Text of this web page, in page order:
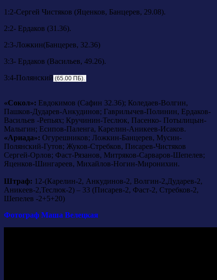
1:2-Сергей Чистяков (Яценков, Банцерев, 29.08).
2:2- Ердаков (31.36).
2:3-Ложкин(Банцерев, 32.36)
3:3- Ердаков (Васильев, 49.26).
3:4-Полянский (65.00 ПБ).
«Сокол»: Евдокимов (Cафин 32.36); Коледаев-Волгин,
Пашков-Дударев-Анкудинов; Гаврилычев-Полинин, Ердаков-
Васильев -Репьях; Кручинин-Теслюк, Пасенко- Потылицын-
Малыгин; Есипов-Паленга, Карелин-Аникеев-Исаков.
«Ариада»: Огурешников; Ложкин-Банцерев, Мусин-
Полянский-Гутов; Жуков-Стребков, Писарев-Чистяков
Сергей-Орлов; Фаст-Рязанов, Митряков-Сарваров-Шепелев;
Яценков-Шингареев, Михайлов-Ногин-Миронихин.
Штраф: 12-(Карелин-2, Анкудинов-2, Волгин-2,Дударев-2,
Аникеев-2,Теслюк-2) – 33 (Писарев-2, Фаст-2, Стребков-2,
Шепелев -2+5+20)
Фотограф Маша Велецкая